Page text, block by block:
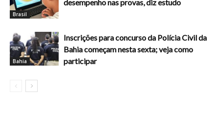
Brasil
desempenho nas provas, diz estudo
Bahia
Inscrições para concurso da Polícia Civil da
Bahia começam nesta sexta; veja como
participar